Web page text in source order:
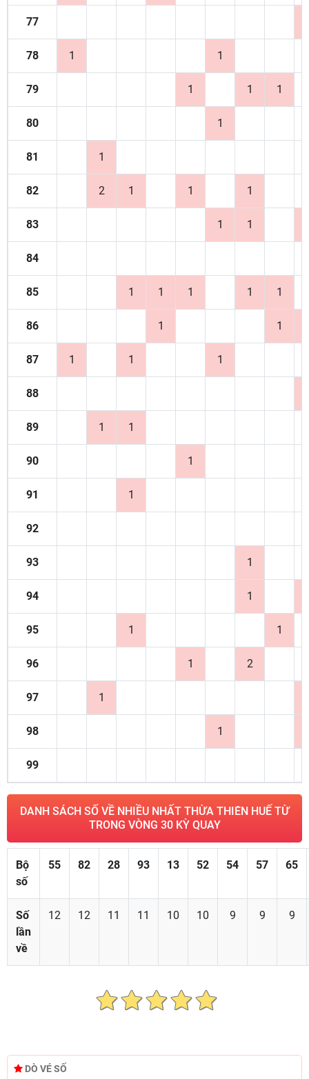
DÒ VÉ SỐ
77
78 1 1
79 1 1 1
80 1
81 1
82 2 1 1 1
83 1 1
84
85 1 1 1 1 1
86 1 1
87 1 1 1
88
89 1 1
90 1
91 1
92
93 1
94 1
95 1 1
96 1 2
97 1
98 1
99
DANH SÁCH SỐ VỀ NHIỀU NHẤT THỪA THIÊN HUẾ TỪ
TRONG VÒNG 30 KỲ QUAY
Bộ
số
55 82 28 93 13 52 54 57 65
Số
lần
về
12 12 11 11 10 10 9 9 9